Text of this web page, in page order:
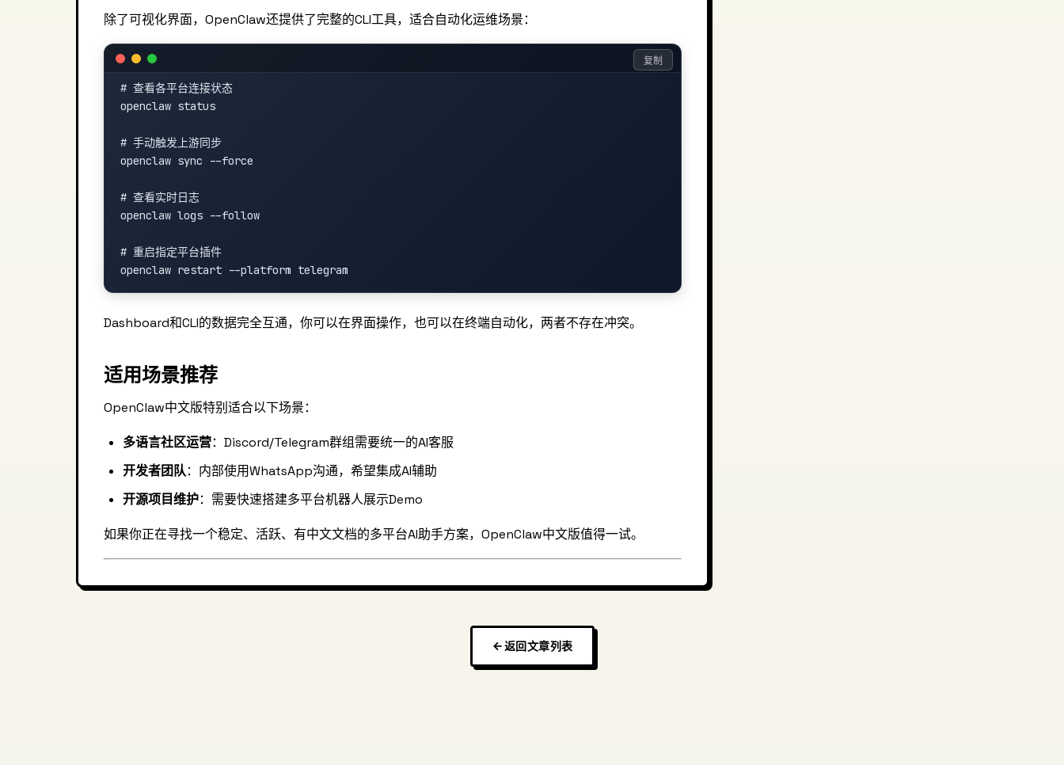
除了可视化界面，OpenClaw还提供了完整的CLI工具，适合自动化运维场景：
# 查看各平台连接状态
openclaw status
# 手动触发上游同步
openclaw sync --force
# 查看实时日志
openclaw logs --follow
# 重启指定平台插件
复制
Dashboard和CLI的数据完全互通，你可以在界面操作，也可以在终端自动化，两者不存在冲突。
适用场景推荐
OpenClaw中文版特别适合以下场景：
多语言社区运营：Discord/Telegram群组需要统一的AI客服
开发者团队：内部使用WhatsApp沟通，希望集成AI辅助
开源项目维护：需要快速搭建多平台机器人展示Demo
如果你正在寻找一个稳定、活跃、有中文文档的多平台AI助手方案，OpenClaw中文版值得一试。
返回文章列表